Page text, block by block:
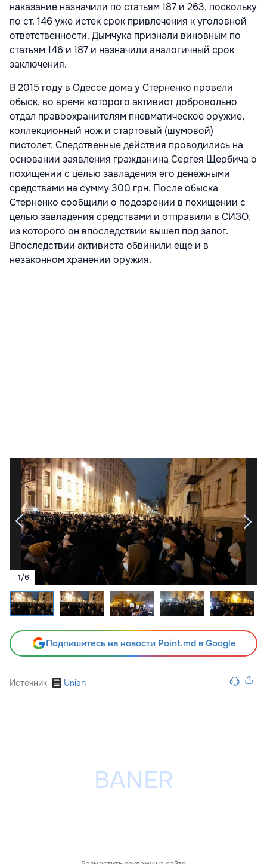
наказание назначили по статьям 187 и 263, поскольку
по ст. 146 уже истек срок привлечения к уголовной
ответственности. Дымчука признали виновным по
статьям 146 и 187 и назначили аналогичный срок
заключения.
В 2015 году в Одессе дома у Стерненко провели
обыск, во время которого активист добровольно
отдал правоохранителям пневматическое оружие,
коллекционный нож и стартовый (шумовой)
пистолет. Следственные действия проводились на
основании заявления гражданина Сергея Щербича о
похищении с целью завладения его денежными
средствами на сумму 300 грн. После обыска
Стерненко сообщили о подозрении в похищении с
целью завладения средствами и отправили в СИЗО,
из которого он впоследствии вышел под залог.
Впоследствии активиста обвинили еще и в
незаконном хранении оружия.
1/6
Подпишитесь на новости Point.md в Google
Источник Unian